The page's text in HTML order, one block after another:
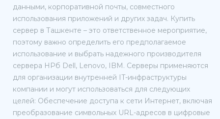
данными, корпоративной почты, совместного
использования приложений и других задач. Купить
сервер в Ташкенте – это ответственное мероприятие,
поэтому важно определить его предполагаемое
использование и выбрать надежного производителя
сервера HPб Dell, Lenovo, IBM. Серверы применяются
для организации внутренней IT-инфраструктуры
компании и могут использоваться для следующих
целей: Обеспечение доступа к сети Интернет, включая
преобразование символьных URL-адресов в цифровые